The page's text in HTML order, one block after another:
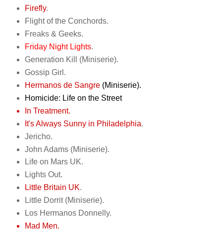
Firefly.
Flight of the Conchords.
Freaks & Geeks.
Friday Night Lights.
Generation Kill (Miniserie).
Gossip Girl.
Hermanos de Sangre (Miniserie).
Homicide: Life on the Street
In Treatment.
It's Always Sunny in Philadelphia.
Jericho.
John Adams (Miniserie).
Life on Mars UK.
Lights Out.
Little Britain UK.
Little Dorrit (Miniserie).
Los Hermanos Donnelly.
Mad Men.